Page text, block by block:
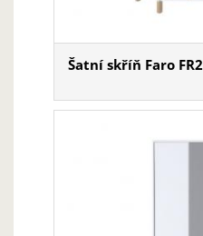
Šatní skříň Faro FR2